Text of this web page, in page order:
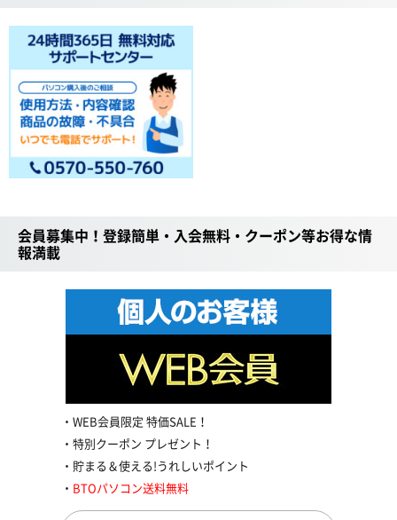
会員募集中！登録簡単・入会無料・クーポン等お得な情
報満載
WEB会員限定 特価SALE！
特別クーポン プレゼント！
貯まる＆使える!うれしいポイント
BTOパソコン送料無料